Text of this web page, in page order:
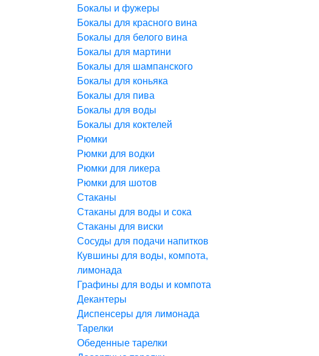
Бокалы и фужеры
Бокалы для красного вина
Бокалы для белого вина
Бокалы для мартини
Бокалы для шампанского
Бокалы для коньяка
Бокалы для пива
Бокалы для воды
Бокалы для коктелей
Рюмки
Рюмки для водки
Рюмки для ликера
Рюмки для шотов
Стаканы
Стаканы для воды и сока
Стаканы для виски
Сосуды для подачи напитков
Кувшины для воды, компота,
лимонада
Графины для воды и компота
Декантеры
Диспенсеры для лимонада
Тарелки
Обеденные тарелки